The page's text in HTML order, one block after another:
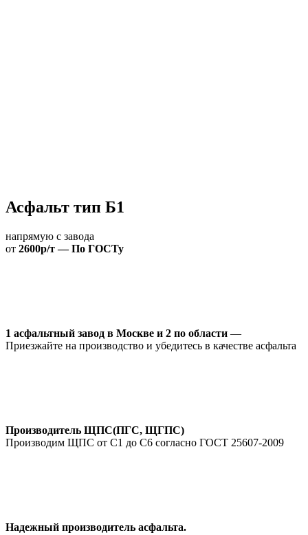
Асфальт тип Б1
напрямую с завода
от 2600р/т — По ГОСТу
1 асфальтный завод в Москве и 2 по области —
Приезжайте на производство и убедитесь в качестве асфальта
Производитель ЩПС(ПГС, ЩГПС)
Производим ЩПС от С1 до С6 согласно ГОСТ 25607-2009
Надежный производитель асфальта.